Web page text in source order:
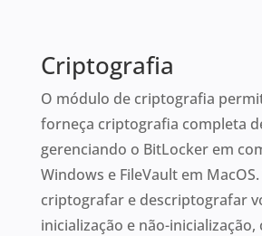
Criptografia
O módulo de criptografia
forneça criptografia completa
gerenciando o BitLocker em
Windows e FileVault em
criptografar e descriptografar
inicialização e não-inicialização,